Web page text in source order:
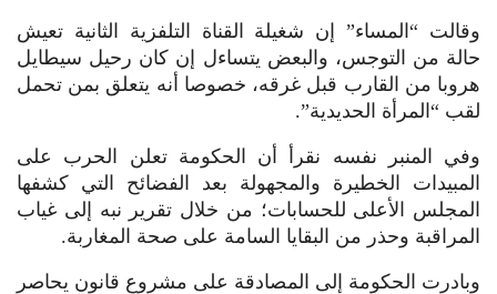
وقالت “المساء” إن شغيلة القناة التلفزية الثانية تعيش
حالة من التوجس، والبعض يتساءل إن كان رحيل سيطايل
هروبا من القارب قبل غرقه، خصوصا أنه يتعلق بمن تحمل
لقب “المرأة الحديدية”.
وفي المنبر نفسه نقرأ أن الحكومة تعلن الحرب على
المبيدات الخطيرة والمجهولة بعد الفضائح التي كشفها
المجلس الأعلى للحسابات؛ من خلال تقرير نبه إلى غياب
المراقبة وحذر من البقايا السامة على صحة المغاربة.
وبادرت الحكومة إلى المصادقة على مشروع قانون يحاصر